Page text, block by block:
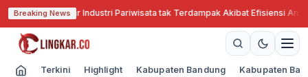
Breaking News
Cari Solusi Agar Industri Pariwisata tak Terdampak Akibat Efisiensi
Terkini Highlight Kabupaten Bandung Kabupaten